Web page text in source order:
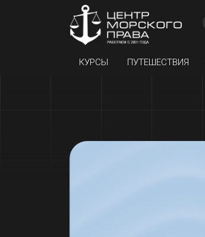
КУРСЫ ПУТЕШЕСТВИЯ
Назад